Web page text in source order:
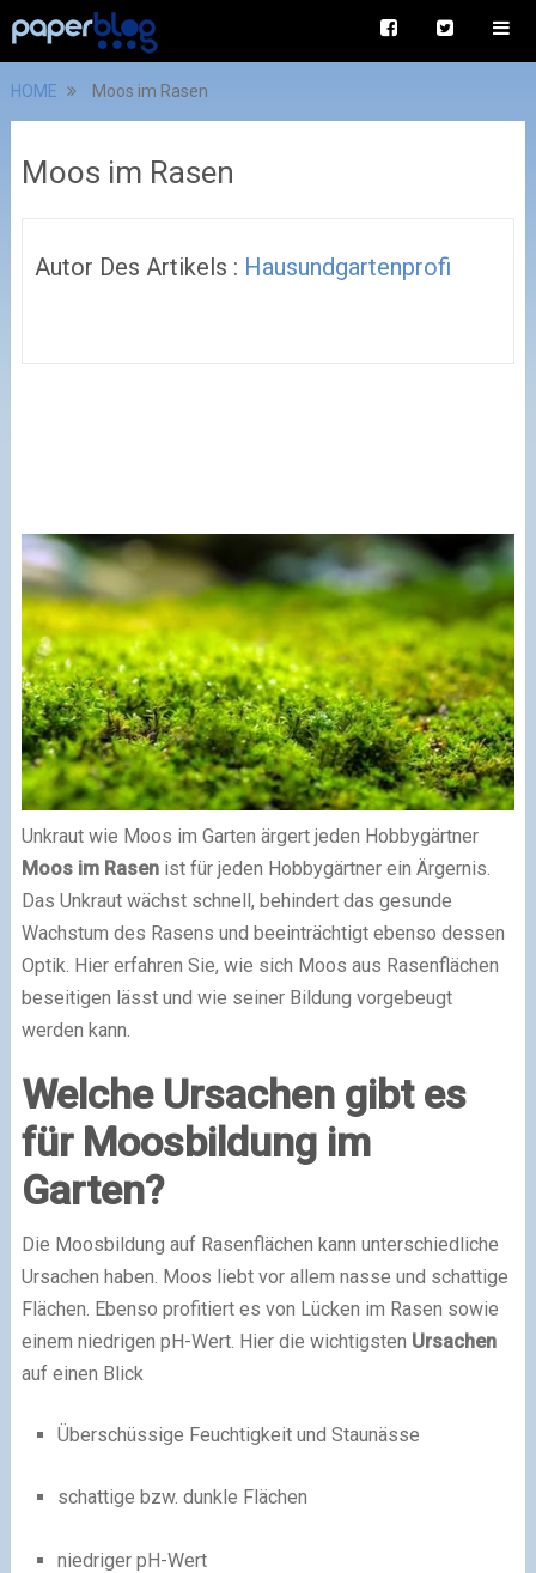
HOME Moos im Rasen
Moos im Rasen
Autor Des Artikels : Hausundgartenprofi
Unkraut wie Moos im Garten ärgert jeden Hobbygärtner
Moos im Rasenist für jeden Hobbygärtner ein Ärgernis.
Das Unkraut wächst schnell, behindert das gesunde
Wachstum des Rasens und beeinträchtigt ebenso dessen
Optik. Hier erfahren Sie, wie sich Moos aus Rasenflächen
beseitigen lässt und wie seiner Bildung vorgebeugt
werden kann.
Welche Ursachen gibt es
für Moosbildung im
Garten?
Die Moosbildung auf Rasenflächen kann unterschiedliche
Ursachen haben. Moos liebt vor allem nasse und schattige
Flächen. Ebenso profitiert es von Lücken im Rasen sowie
einem niedrigen pH-Wert. Hier die wichtigsten Ursachen
auf einen Blick
Überschüssige Feuchtigkeit und Staunässe
schattige bzw. dunkle Flächen
niedriger pH-Wert